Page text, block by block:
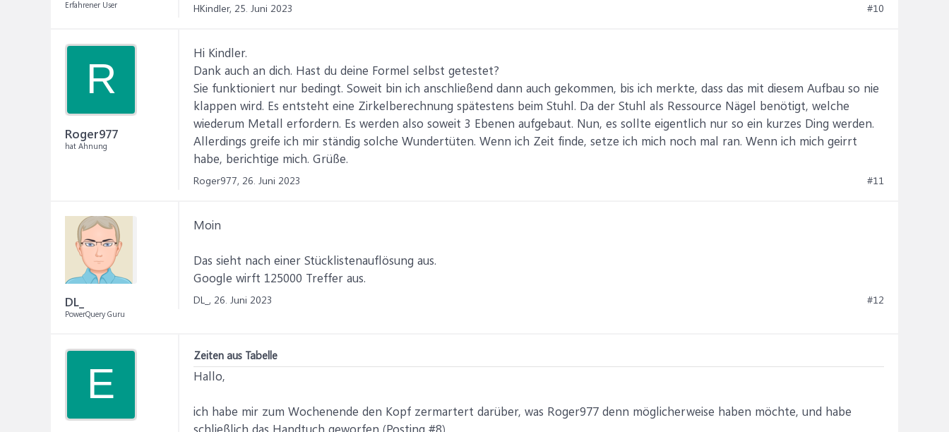
Erfahrener User HKindler, 25. Juni 2023 #10
R
Roger977
hat Ahnung
Hi Kindler.
Dank auch an dich. Hast du deine Formel selbst getestet?
Sie funktioniert nur bedingt. Soweit bin ich anschließend dann auch gekommen, bis ich merkte, dass das mit diesem Aufbau so nie
klappen wird. Es entsteht eine Zirkelberechnung spätestens beim Stuhl. Da der Stuhl als Ressource Nägel benötigt, welche
wiederum Metall erfordern. Es werden also soweit 3 Ebenen aufgebaut. Nun, es sollte eigentlich nur so ein kurzes Ding werden.
Allerdings greife ich mir ständig solche Wundertüten. Wenn ich Zeit finde, setze ich mich noch mal ran. Wenn ich mich geirrt
habe, berichtige mich. Grüße.
Roger977, 26. Juni 2023 #11
DL_
PowerQuery Guru
Moin
Das sieht nach einer Stücklistenauflösung aus.
Google wirft 125000 Treffer aus.
DL_, 26. Juni 2023 #12
E
Zeiten aus Tabelle
Hallo,
ich habe mir zum Wochenende den Kopf zermartert darüber, was Roger977 denn möglicherweise haben möchte, und habe
schließlich das Handtuch geworfen (Posting #8).